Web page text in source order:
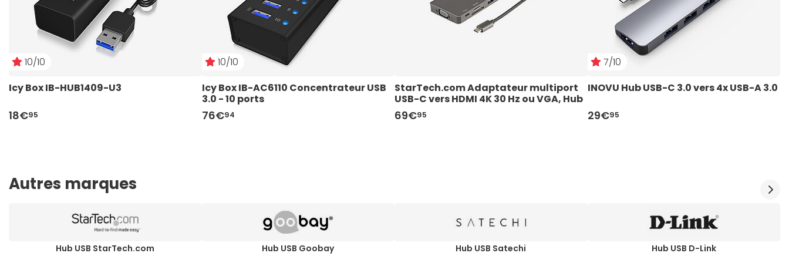
10/10
Icy Box IB-HUB1409-U3
18€95
10/10
Icy Box IB-AC6110 Concentrateur USB
3.0 - 10 ports
76€94
StarTech.com Adaptateur multiport
USB-C vers HDMI 4K 30 Hz ou VGA, Hub
3 ports USB 3.0, RJ45, SD/microSD et
Power Delivery 100W
69€95
7/10
INOVU Hub USB-C 3.0 vers 4x USB-A 3.0
29€95
Autres marques
Hub USB StarTech.com Hub USB Goobay Hub USB Satechi Hub USB D-Link